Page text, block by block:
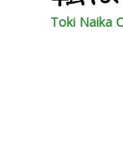
Toki Naika